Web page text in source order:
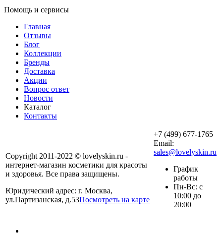
Помощь и сервисы
Главная
Отзывы
Блог
Коллекции
Бренды
Доставка
Акции
Вопрос ответ
Новости
Каталог
Контакты
Copyright 2011-2022 © lovelyskin.ru -
интернет-магазин косметики для красоты
и здоровья. Все права защищены.
Юридический адрес: г. Москва,
ул.Партизанская, д.53Посмотреть на карте
+7 (499) 677-1765
Email:
sales@lovelyskin.ru
График
работы
Пн-Вс: с
10:00 до
20:00